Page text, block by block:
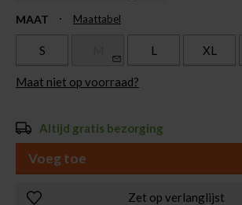
MAAT Maattabel
S L XL
Maat niet op voorraad?
Altijd gratis bezorging
Voeg toe
Zet op verlanglijst